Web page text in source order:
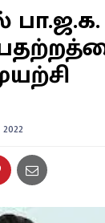
பா.ஜ.க.